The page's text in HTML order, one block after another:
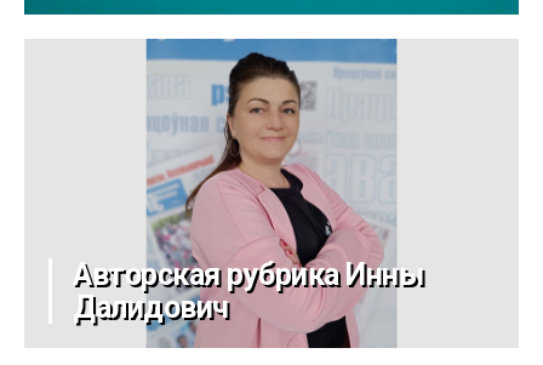
Авторская рубрика Инны
Далидович